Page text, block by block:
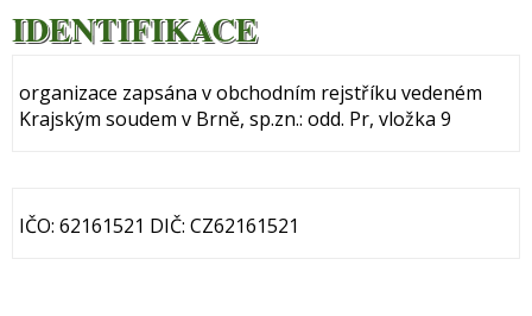
IDENTIFIKACE
organizace zapsána v obchodním rejstříku vedeném
Krajským soudem v Brně, sp.zn.: odd. Pr, vložka 9
IČO: 62161521 DIČ: CZ62161521